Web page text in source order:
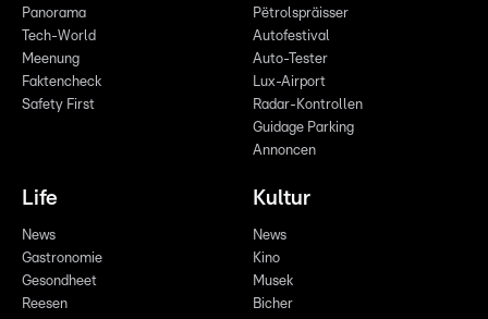
Panorama
Tech-World
Meenung
Faktencheck
Safety First
Pëtrolspräisser
Autofestival
Auto-Tester
Lux-Airport
Radar-Kontrollen
Guidage Parking
Annoncen
Life
News
Gastronomie
Gesondheet
Reesen
Kultur
News
Kino
Musek
Bicher